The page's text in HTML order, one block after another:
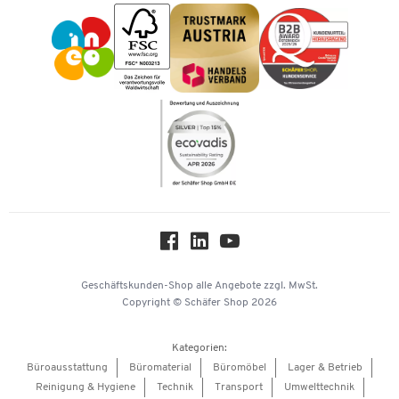
Impressum
Karriere
Kataloge
Geschäftskunden-Shop alle Angebote zzgl. MwSt.
Copyright © Schäfer Shop 2026
Kategorien:
Büroausstattung
Büromaterial Büromöbel
Lager & Betrieb
Reinigung & Hygiene
Technik Transport Umwelttechnik